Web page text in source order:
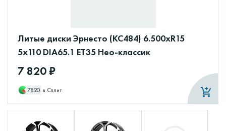
Литые диски Эрнесто (КС484) 6.500xR15
5x110 DIA65.1 ET35 Нео-классик
7 820 ₽
7820 в Сплит